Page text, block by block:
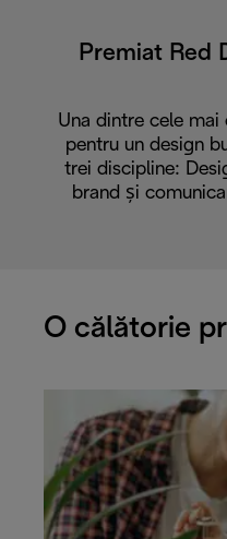
Premiat Red
Una dintre cele
pentru un design
trei discipline:
brand și
O călătorie